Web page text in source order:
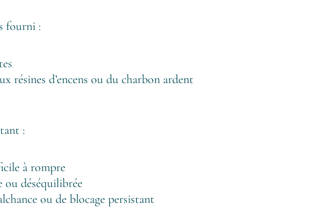
fourni :
résines d’encens ou du charbon ardent
:
à rompre
ou déséquilibrée
ou de blocage persistant